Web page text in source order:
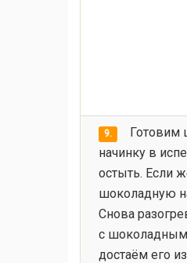
9.
Готовим
начинку в
остыть. Если
шоколадную
Снова
с шоколадным
достаём его